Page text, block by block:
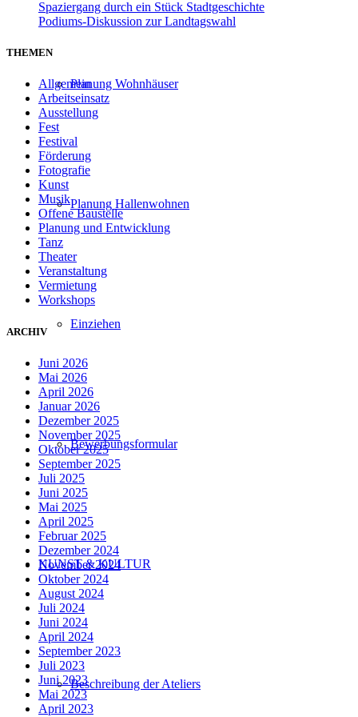
Planung Wohnhäuser
Planung Hallenwohnen
Einziehen
Bewerbungsformular
KUNST & KULTUR
Beschreibung der Ateliers
Spaziergang durch ein Stück Stadtgeschichte
Podiums-Diskussion zur Landtagswahl
THEMEN
Allgemein
Arbeitseinsatz
Ausstellung
Fest
Festival
Förderung
Fotografie
Kunst
Musik
Offene Baustelle
Planung und Entwicklung
Tanz
Theater
Veranstaltung
Vermietung
Workshops
ARCHIV
Juni 2026
Mai 2026
April 2026
Januar 2026
Dezember 2025
November 2025
Oktober 2025
September 2025
Juli 2025
Juni 2025
Mai 2025
April 2025
Februar 2025
Dezember 2024
November 2024
Oktober 2024
August 2024
Juli 2024
Juni 2024
April 2024
September 2023
Juli 2023
Juni 2023
Mai 2023
April 2023